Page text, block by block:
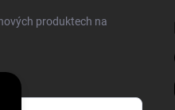
produktech na